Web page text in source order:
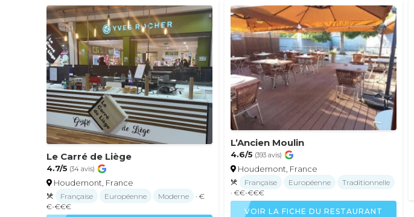
Le Carré de Liège
4.7/5 (34 avis)
Houdemont, France
Française Européenne Moderne
· €
€-€€€
L’Ancien Moulin
4.6/5 (393 avis)
Houdemont, France
Française Européenne
Traditionnelle
· €€-€€€
VOIR LA FICHE DU RESTAURANT